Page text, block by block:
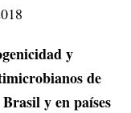
y
de
y en países